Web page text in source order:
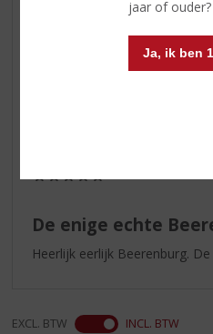
jaar of ouder?
Ja, ik ben
Hééééérlijk!!
Heb diverse Berenburgers
De enige echte
Heerlijk eerlijk Beerenburg.
EXCL. BTW INCL. BTW